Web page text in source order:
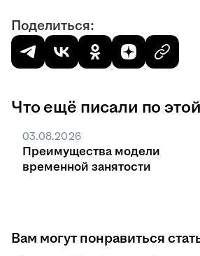
Поделиться:
Что ещё писали по
03.08.2026
Преимущества модели
временной занятости
Вам могут понравиться